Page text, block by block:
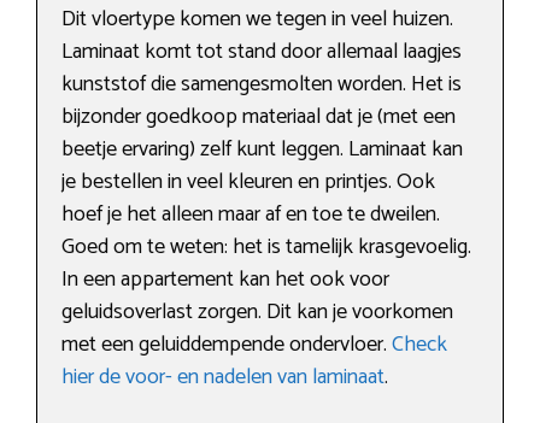
Dit vloertype komen we tegen in veel huizen.
Laminaat komt tot stand door allemaal laagjes
kunststof die samengesmolten worden. Het is
bijzonder goedkoop materiaal dat je (met een
beetje ervaring) zelf kunt leggen. Laminaat kan
je bestellen in veel kleuren en printjes. Ook
hoef je het alleen maar af en toe te dweilen.
Goed om te weten: het is tamelijk krasgevoelig.
In een appartement kan het ook voor
geluidsoverlast zorgen. Dit kan je voorkomen
met een geluiddempende ondervloer.Check
hier de voor- en nadelen van laminaat.